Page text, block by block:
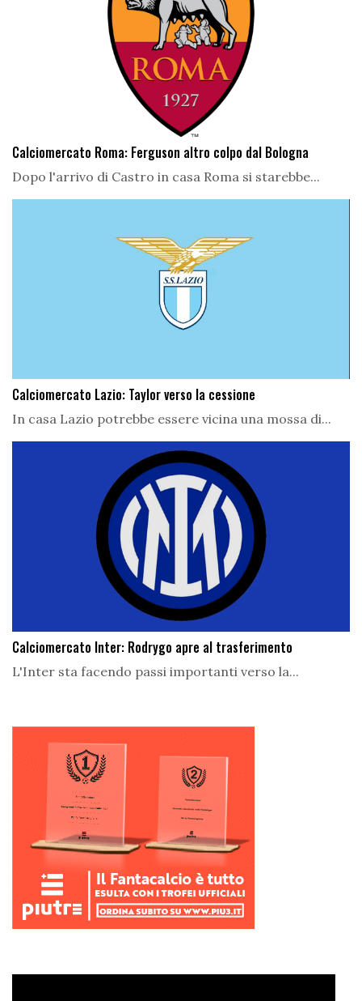
Calciomercato Roma: Ferguson altro colpo dal Bologna
Dopo l'arrivo di Castro in casa Roma si starebbe...
Calciomercato Lazio: Taylor verso la cessione
In casa Lazio potrebbe essere vicina una mossa di...
Calciomercato Inter: Rodrygo apre al trasferimento
L'Inter sta facendo passi importanti verso la...